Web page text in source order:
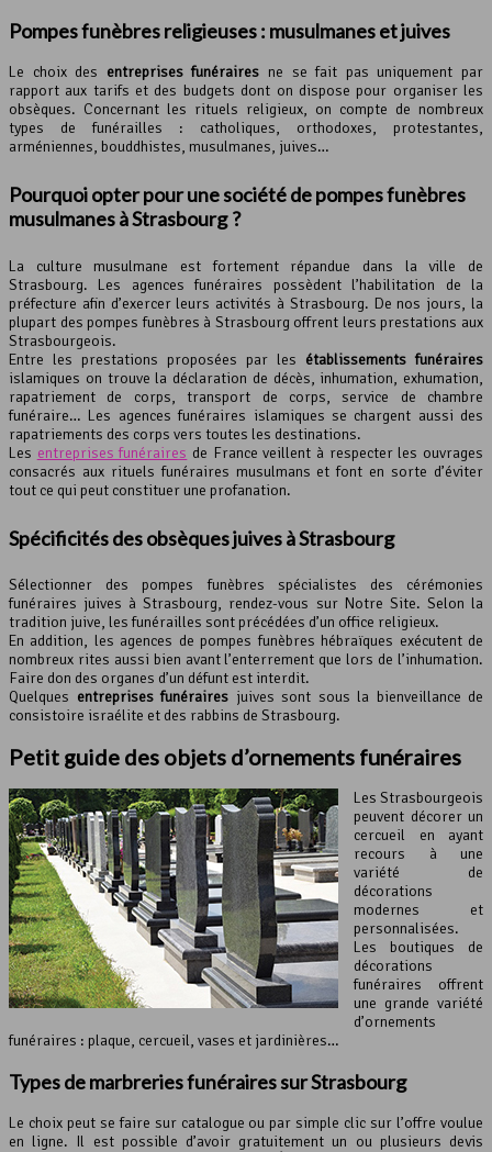
Pompes funèbres religieuses : musulmanes et juives
Le choix des entreprises funéraires ne se fait pas uniquement par
rapport aux tarifs et des budgets dont on dispose pour organiser les
obsèques. Concernant les rituels religieux, on compte de nombreux
types de funérailles : catholiques, orthodoxes, protestantes,
arméniennes, bouddhistes, musulmanes, juives…
Pourquoi opter pour une société de pompes funèbres
musulmanes à Strasbourg ?
La culture musulmane est fortement répandue dans la ville de
Strasbourg. Les agences funéraires possèdent l’habilitation de la
préfecture afin d’exercer leurs activités à Strasbourg. De nos jours, la
plupart des pompes funèbres à Strasbourg offrent leurs prestations aux
Strasbourgeois.
Entre les prestations proposées par les établissements funéraires
islamiques on trouve la déclaration de décès, inhumation, exhumation,
rapatriement de corps, transport de corps, service de chambre
funéraire… Les agences funéraires islamiques se chargent aussi des
rapatriements des corps vers toutes les destinations.
Les entreprises funéraires de France veillent à respecter les ouvrages
consacrés aux rituels funéraires musulmans et font en sorte d’éviter
tout ce qui peut constituer une profanation.
Spécificités des obsèques juives à Strasbourg
Sélectionner des pompes funèbres spécialistes des cérémonies
funéraires juives à Strasbourg, rendez-vous sur Notre Site. Selon la
tradition juive, les funérailles sont précédées d’un office religieux.
En addition, les agences de pompes funèbres hébraïques exécutent de
nombreux rites aussi bien avant l’enterrement que lors de l’inhumation.
Faire don des organes d’un défunt est interdit.
Quelques entreprises funéraires juives sont sous la bienveillance de
consistoire israélite et des rabbins de Strasbourg.
Petit guide des objets d’ornements funéraires
Les Strasbourgeois
peuvent décorer un
cercueil en ayant
recours à une
variété de
décorations
modernes et
personnalisées.
Les boutiques de
décorations
funéraires offrent
une grande variété
d’ornements
funéraires : plaque, cercueil, vases et jardinières…
Types de marbreries funéraires sur Strasbourg
Le choix peut se faire sur catalogue ou par simple clic sur l’offre voulue
en ligne. Il est possible d’avoir gratuitement un ou plusieurs devis